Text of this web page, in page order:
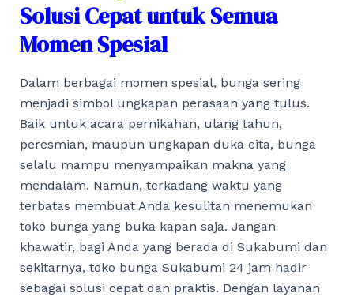
Solusi Cepat untuk Semua
Momen Spesial
Dalam berbagai momen spesial, bunga sering
menjadi simbol ungkapan perasaan yang tulus.
Baik untuk acara pernikahan, ulang tahun,
peresmian, maupun ungkapan duka cita, bunga
selalu mampu menyampaikan makna yang
mendalam. Namun, terkadang waktu yang
terbatas membuat Anda kesulitan menemukan
toko bunga yang buka kapan saja. Jangan
khawatir, bagi Anda yang berada di Sukabumi dan
sekitarnya, toko bunga Sukabumi 24 jam hadir
sebagai solusi cepat dan praktis. Dengan layanan